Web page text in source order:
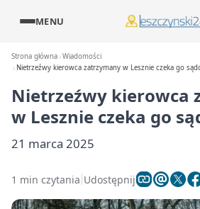
MENU
Strona główna Wiadomości
Nietrzeźwy kierowca zatrzymany w Lesznie czeka go
Nietrzeźwy kierowca
w Lesznie czeka go
21 marca 2025
1 min czytania Udostępnij